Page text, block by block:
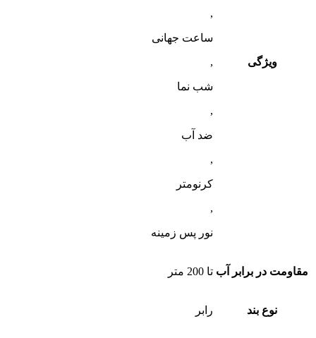
ویژگی
,
ساعت جهانی
,
شب‌ نما
,
ضد آب
,
کرنومتر
,
نور پس زمینه
مقاومت در برابر آب تا 200 متر
نوع بند رابر